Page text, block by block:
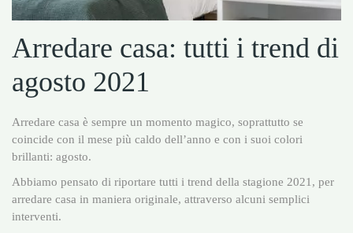
Arredare casa: tutti i trend di
agosto 2021
Arredare casa è sempre un momento magico, soprattutto se
coincide con il mese più caldo dell’anno e con i suoi colori
brillanti: agosto.
Abbiamo pensato di riportare tutti i trend della stagione 2021, per
arredare casa in maniera originale, attraverso alcuni semplici
interventi.